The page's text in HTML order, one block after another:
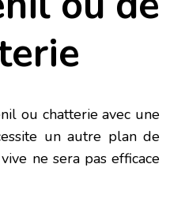
ou chatterie avec une
un autre plan de
ne sera pas efficace